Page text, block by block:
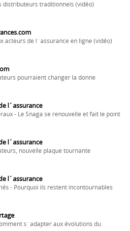
distributeurs traditionnels (vidéo)
acteurs de l´assurance en ligne (vidéo)
pourraient changer la donne
l´assurance
- Le Snaga se renouvelle et fait le point
l´assurance
nouvelle plaque tournante
l´assurance
- Pourquoi ils restent incontournables
s´adapter aux évolutions du